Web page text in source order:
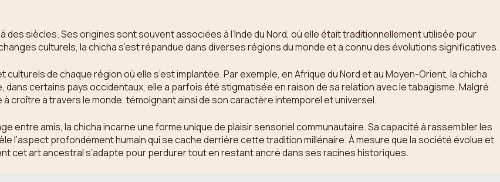
siècles. Ses origines sont souvent associées à l’Inde du Nord, où elle était traditionnellement utilisée pour
culturels, la chicha s’est répandue dans diverses régions du monde et a connu des évolutions significatives.
de chaque région où elle s’est implantée. Par exemple, en Afrique du Nord et au Moyen-Orient, la chicha
dans certains pays occidentaux, elle a parfois été stigmatisée en raison de sa relation avec le tabagisme. Malgré
croître à travers le monde, témoignant ainsi de son caractère intemporel et universel.
entre amis, la chicha incarne une forme unique de plaisir sensoriel communautaire. Sa capacité à rassembler les
l’aspect profondément humain qui se cache derrière cette tradition millénaire. À mesure que la société évolue et
cet art ancestral s’adapte pour perdurer tout en restant ancré dans ses racines historiques.